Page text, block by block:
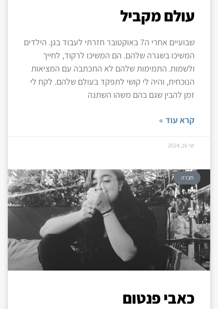
עולם מקביל
שבועיים אחרי ה7 באוקטובר חזרתי לעבוד בגן. הילדים
המשיכו בשגרה שלהם. הם המשיכו לרקוד, לחייך
ולשמוח. התמימות שלהם לא התכתבה עם המציאות
הנוכחית, והיה לי קושי לתפקד בעולם שלהם. לקח לי
זמן להבין שגם בהם משהו השתנה
קרא עוד »
יוני 16, 2024
חברה
כאבי פנטום